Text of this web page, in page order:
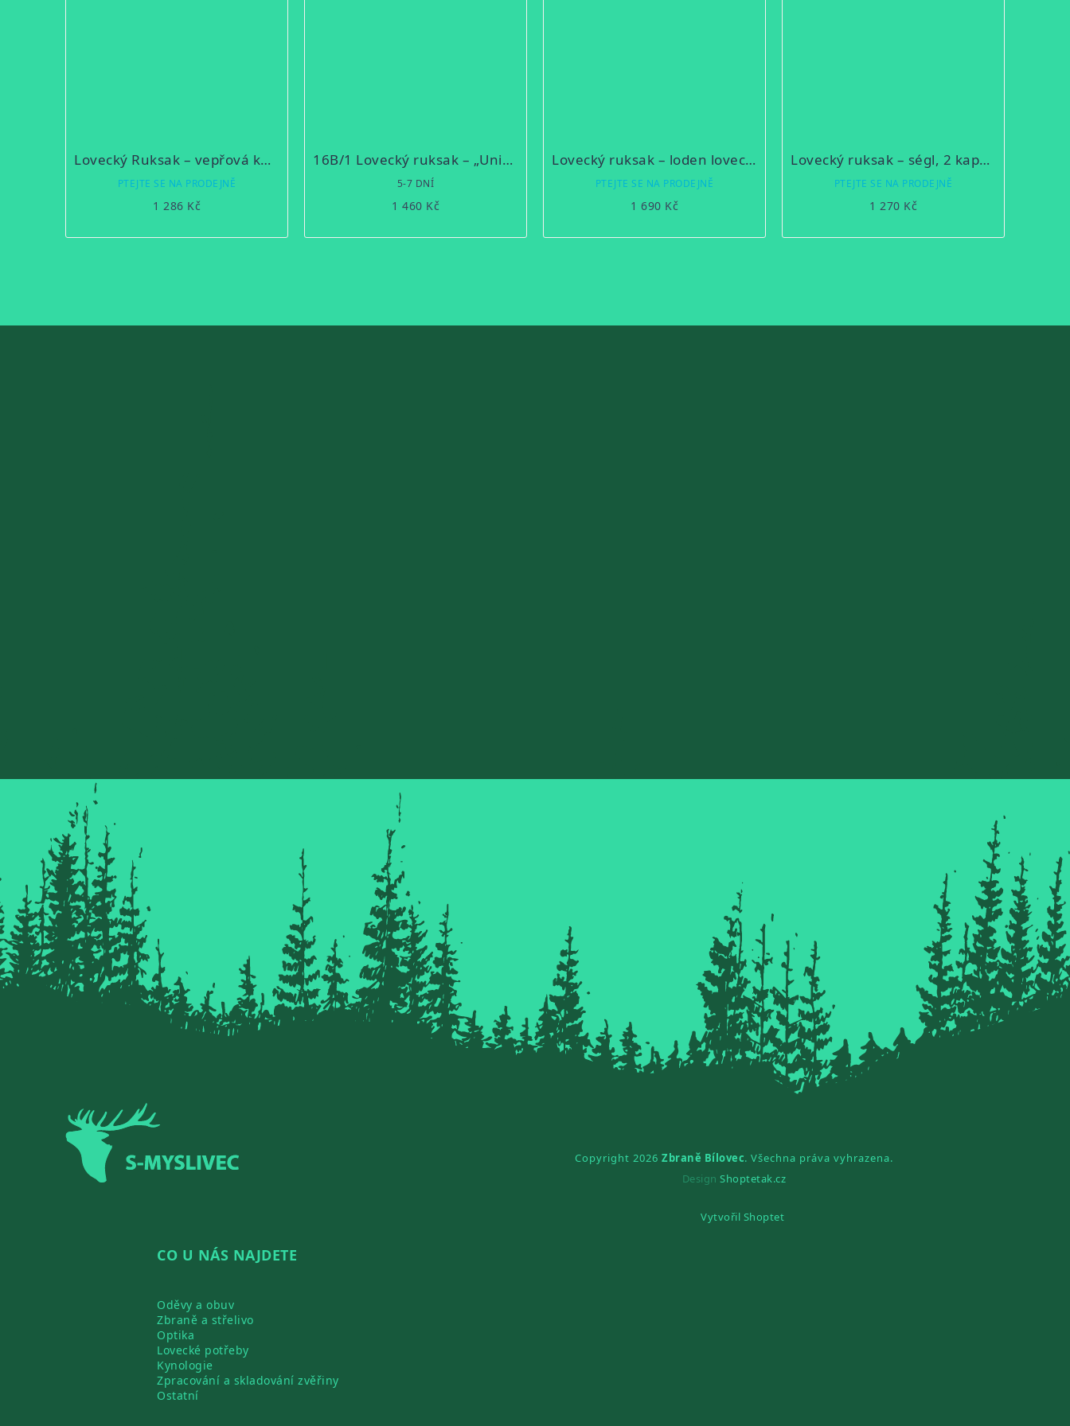
Lovecký Ruksak – vepřová kůže tmavě hnědá 3A
PTEJTE SE NA PRODEJNĚ
1 286 Kč
16B/1 Lovecký ruksak – „Universal“ – ségl (Kopírovat)
5-7 DNÍ
1 460 Kč
Lovecký ruksak – loden lovecká zeleň, 2 kapsy 6D
PTEJTE SE NA PRODEJNĚ
1 690 Kč
Lovecký ruksak – ségl, 2 kapsy 6B/1
PTEJTE SE NA PRODEJNĚ
1 270 Kč
CO U NÁS NAJDETE
Oděvy a obuv
Zbraně a střelivo
Optika
Lovecké potřeby
Kynologie
Zpracování a skladování zvěřiny
Ostatní
Copyright 2026 Zbraně Bílovec. Všechna práva vyhrazena.
DesignShoptetak.cz
Vytvořil Shoptet